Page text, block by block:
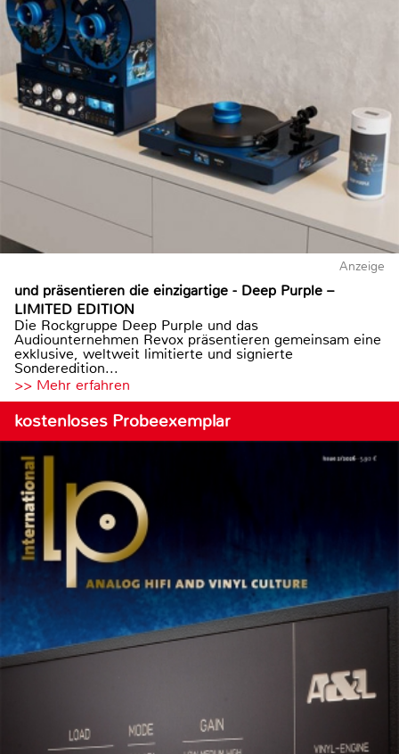
Anzeige
und präsentieren die einzigartige - Deep Purple –
LIMITED EDITION
Die Rockgruppe Deep Purple und das
Audiounternehmen Revox präsentieren gemeinsam eine
exklusive, weltweit limitierte und signierte
Sonderedition...
>> Mehr erfahren
kostenloses Probeexemplar